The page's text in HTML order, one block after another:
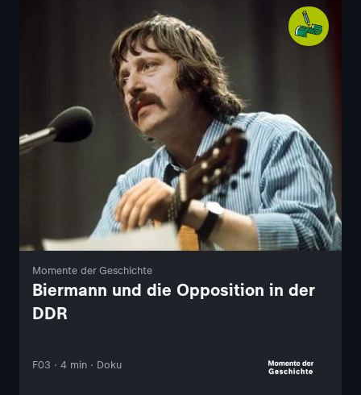
Momente der Geschichte
Biermann und die Opposition in der
DDR
F03 · 4 min · Doku